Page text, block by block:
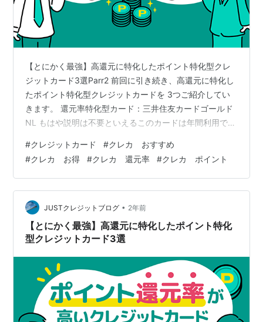
【とにかく最強】高還元に特化したポイント特化型クレ
ジットカード3選Parr2 前回に引き続き、高還元に特化し
たポイント特化型クレジットカードを 3つご紹介してい
きます。 還元率特化型カード：三井住友カードゴールド
NL もはや説明は不要といえるこのカードは年間利用で実
済で7%の還元率が適用される超高還元カード！ ゴールド
カードでありながら、年間100万円利用することで、 次
年度からの年会費が永年無料になる点、SBI証券でのクレ
カ積立で1%の ポイントが得られる点など、とにかくコス
パが最強の一言に尽きるでしょう。 還元率特化型カード
２：三井住…
#クレジットカード #クレカ おすすめ
#クレカ お得 #クレカ 還元率 #クレカ ポイント
JUSTクレジットブログ • 2年前
【とにかく最強】高還元に特化したポイント特化
型クレジットカード3選